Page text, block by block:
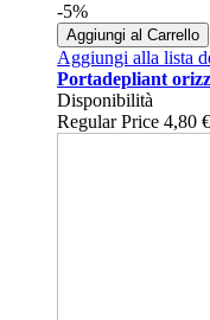
-5%
Aggiungi al Carrello
Aggiungi alla lista
Portadepliant
Disponibilità
Regular Price 4,80 €